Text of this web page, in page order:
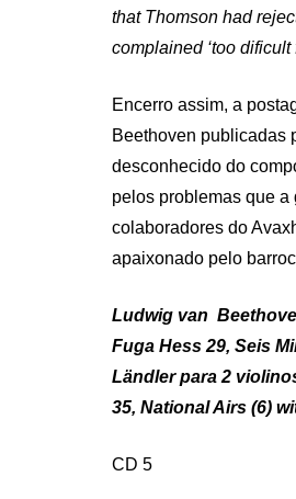
that Thomson had
complained ‘too dificult
Encerro assim, a
Beethoven publicadas
desconhecido do
pelos problemas que
colaboradores do
apaixonado pelo
Ludwig van
Fuga Hess 29, Seis
Ländler para 2
35, National Airs (6)
CD 5